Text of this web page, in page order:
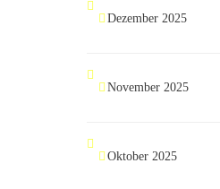
Dezember 2025
November 2025
Oktober 2025